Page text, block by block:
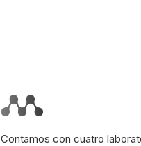
Contamos con cuatro